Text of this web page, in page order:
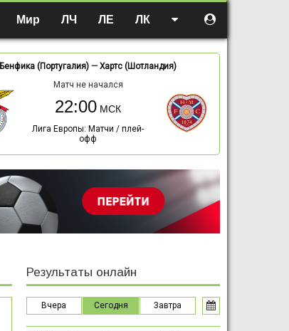
Мир ЛЧ ЛЕ ЛК
Бенфика (Португалия) —Хартс (Шотландия)
Матч не начался
22:00
Лига Европы: Матчи / плей-
офф
Результаты онлайн
Вчера Сегодня Завтра